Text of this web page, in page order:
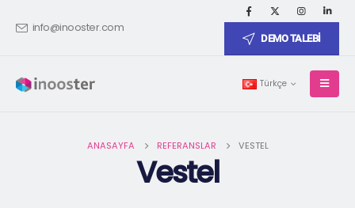
info@inooster.com
DEMO TALEBİ
Türkçe
ANASAYFA REFERANSLAR VESTEL
Vestel